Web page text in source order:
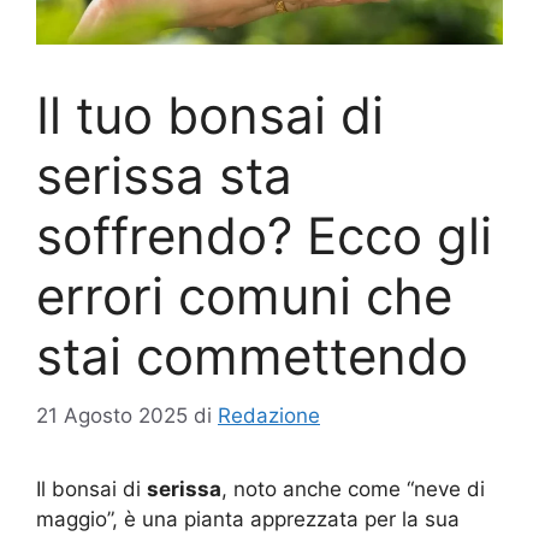
Il tuo bonsai di
serissa sta
soffrendo? Ecco gli
errori comuni che
stai commettendo
21 Agosto 2025 di Redazione
Il bonsai di serissa, noto anche come “neve di
maggio”, è una pianta apprezzata per la sua